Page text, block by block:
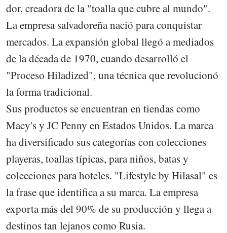
dor, creadora de la "toalla que cubre al mundo".
La empresa salvadoreña nació para conquistar
mercados. La expansión global llegó a mediados
de la década de 1970, cuando desarrolló el
"Proceso Hiladized", una técnica que revolucionó
la forma tradicional.
Sus productos se encuentran en tiendas como
Macy's y JC Penny en Estados Unidos. La marca
ha diversificado sus categorías con colecciones
playeras, toallas típicas, para niños, batas y
colecciones para hoteles. "Lifestyle by Hilasal" es
la frase que identifica a su marca. La empresa
exporta más del 90% de su producción y llega a
destinos tan lejanos como Rusia.